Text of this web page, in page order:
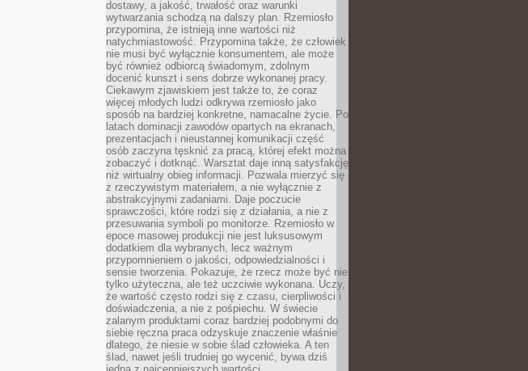
dostawy, a jakość, trwałość oraz warunki
wytwarzania schodzą na dalszy plan. Rzemiosło
przypomina, że istnieją inne wartości niż
natychmiastowość. Przypomina także, że człowiek
nie musi być wyłącznie konsumentem, ale może
być również odbiorcą świadomym, zdolnym
docenić kunszt i sens dobrze wykonanej pracy.
Ciekawym zjawiskiem jest także to, że coraz
więcej młodych ludzi odkrywa rzemiosło jako
sposób na bardziej konkretne, namacalne życie. Po
latach dominacji zawodów opartych na ekranach,
prezentacjach i nieustannej komunikacji część
osób zaczyna tęsknić za pracą, której efekt można
zobaczyć i dotknąć. Warsztat daje inną satysfakcję
niż wirtualny obieg informacji. Pozwala mierzyć się
z rzeczywistym materiałem, a nie wyłącznie z
abstrakcyjnymi zadaniami. Daje poczucie
sprawczości, które rodzi się z działania, a nie z
przesuwania symboli po monitorze. Rzemiosło w
epoce masowej produkcji nie jest luksusowym
dodatkiem dla wybranych, lecz ważnym
przypomnieniem o jakości, odpowiedzialności i
sensie tworzenia. Pokazuje, że rzecz może być nie
tylko użyteczna, ale też uczciwie wykonana. Uczy,
że wartość często rodzi się z czasu, cierpliwości i
doświadczenia, a nie z pośpiechu. W świecie
zalanym produktami coraz bardziej podobnymi do
siebie ręczna praca odzyskuje znaczenie właśnie
dlatego, że niesie w sobie ślad człowieka. A ten
ślad, nawet jeśli trudniej go wycenić, bywa dziś